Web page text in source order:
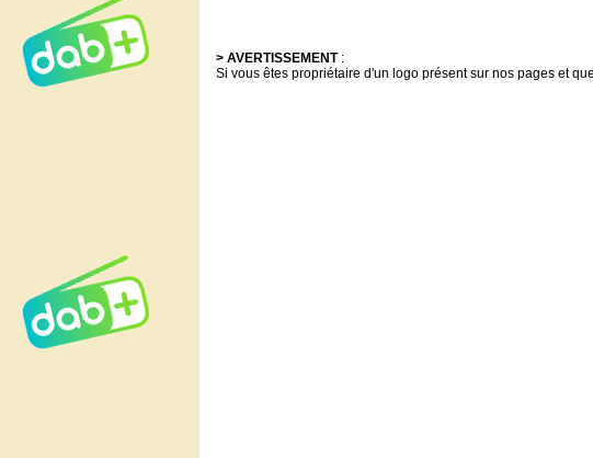
> AVERTISSEMENT:
Si vous êtes propriétaire d'un logo présent sur nos pages et